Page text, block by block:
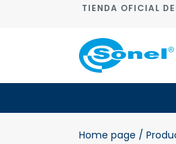
TIENDA OFICIAL
Home page /